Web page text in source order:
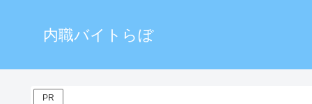
内職バイトらぼ
PR